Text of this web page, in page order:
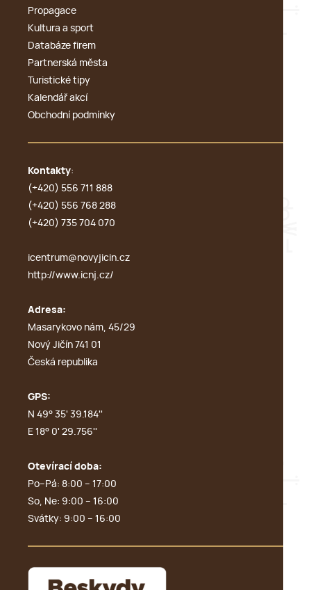
Propagace
Kultura a sport
Databáze firem
Partnerská města
Turistické tipy
Kalendář akcí
Obchodní podmínky
Kontakty:
(+420) 556 711 888
(+420) 556 768 288
(+420) 735 704 070
icentrum@novyjicin.cz
http://www.icnj.cz/
Adresa:
Masarykovo nám, 45/29
Nový Jičín 741 01
Česká republika
GPS:
N 49° 35' 39.184''
E 18° 0' 29.756''
Otevírací doba:
Po–Pá: 8:00 – 17:00
So, Ne: 9:00 – 16:00
Svátky: 9:00 – 16:00